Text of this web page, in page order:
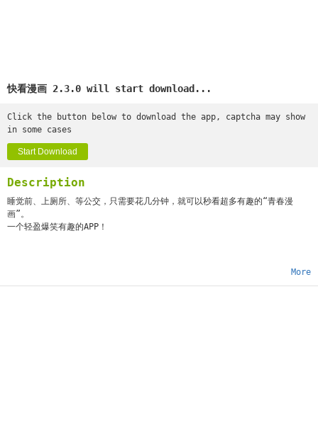
快看漫画 2.3.0 will start download...
Click the button below to download the app, captcha may show
in some cases
Start Download
Description
睡觉前、上厕所、等公交，只需要花几分钟，就可以秒看超多有趣的“青春漫
画”。
一个轻盈爆笑有趣的APP！
More